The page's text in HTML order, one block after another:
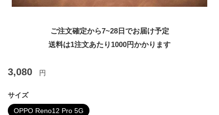
ご注文確定から7~28日でお届け予定
送料は1注文あたり 1000円かかります
3,080 円
サイズ
OPPO Reno12 Pro 5G